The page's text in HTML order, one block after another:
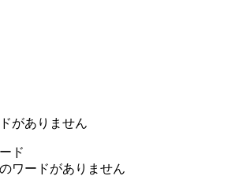
がありません
ド
ワードがありません